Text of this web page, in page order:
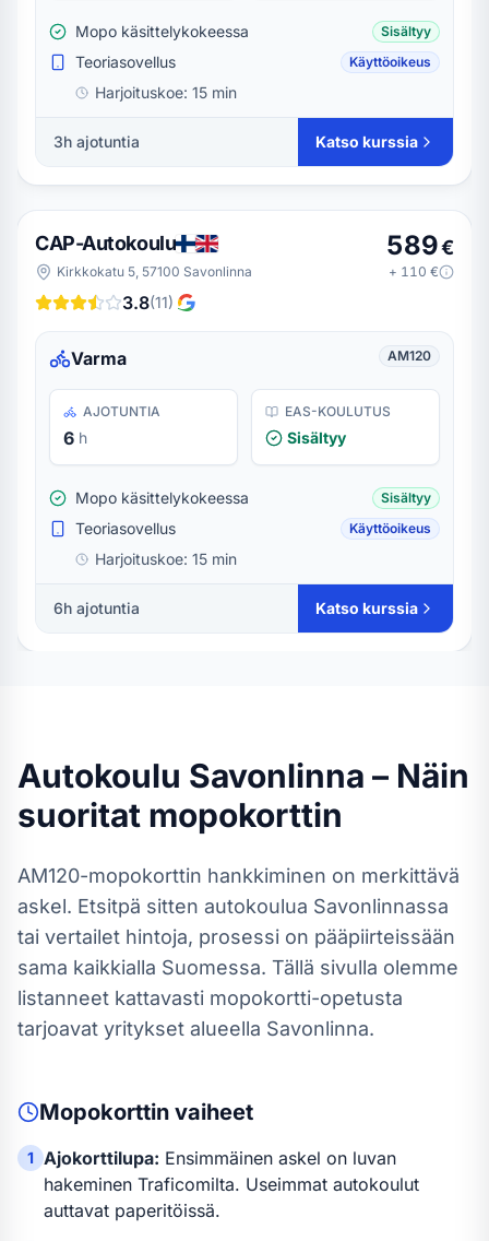
Mopo käsittelykokeessa Sisältyy
Teoriasovellus Käyttöoikeus
Harjoituskoe: 15 min
3h ajotuntia Katso kurssia
CAP-Autokoulu
Kirkkokatu 5, 57100 Savonlinna
3.8(11)
589€
+ 110 €
Varma AM120
AJOTUNTIA
6 h
EAS-KOULUTUS
Sisältyy
Mopo käsittelykokeessa Sisältyy
Teoriasovellus Käyttöoikeus
Harjoituskoe: 15 min
6h ajotuntia Katso kurssia
Autokoulu Savonlinna – Näin
suoritat mopokorttin
AM120-mopokorttin hankkiminen on merkittävä
askel. Etsitpä sitten autokoulua Savonlinnassa
tai vertailet hintoja, prosessi on pääpiirteissään
sama kaikkialla Suomessa. Tällä sivulla olemme
listanneet kattavasti mopokortti-opetusta
tarjoavat yritykset alueella Savonlinna.
Mopokorttin vaiheet
1 Ajokorttilupa: Ensimmäinen askel on luvan
hakeminen Traficomilta. Useimmat autokoulut
auttavat paperitöissä.